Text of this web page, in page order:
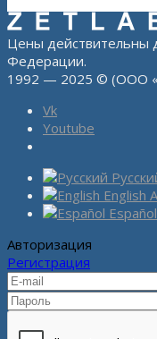
Цены действительны
Федерации.
1992 — 2025 © (ООО
Vk
Youtube
English
Español
Авторизация
Регистрация